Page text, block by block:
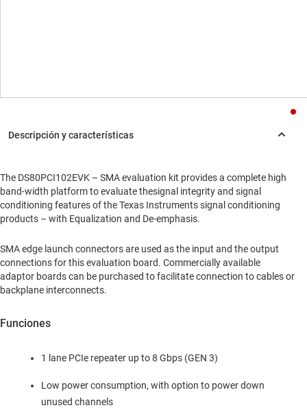
The DS80PCI102EVK – SMA evaluation kit provides a complete high
band-width platform to evaluate thesignal integrity and signal
conditioning features of the Texas Instruments signal conditioning
products – with Equalization and De-emphasis.
SMA edge launch connectors are used as the input and the output
connections for this evaluation board. Commercially available
adaptor boards can be purchased to facilitate connection to cables or
backplane interconnects.
Funciones
1 lane PCIe repeater up to 8 Gbps (GEN 3)
Low power consumption, with option to power down
unused channels